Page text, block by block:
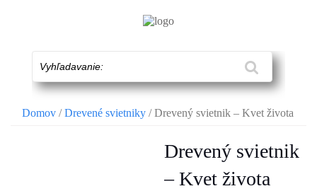
Domov /Drevené svietniky / Drevený svietnik – Kvet života
Drevený svietnik
– Kvet života